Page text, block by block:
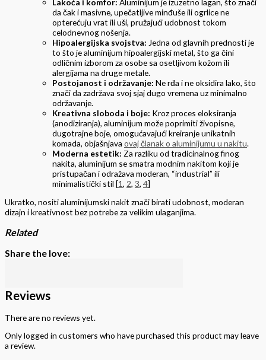
Lakoća i komfor: Aluminijum je izuzetno lagan, što znači
da čak i masivne, upečatljive minđuše ili ogrlice ne
opterećuju vrat ili uši, pružajući udobnost tokom
celodnevnog nošenja.
Hipoalergijska svojstva: Jedna od glavnih prednosti je
to što je aluminijum hipoalergijski metal, što ga čini
odličnim izborom za osobe sa osetljivom kožom ili
alergijama na druge metale.
Postojanost i održavanje: Ne rđa i ne oksidira lako, što
znači da zadržava svoj sjaj dugo vremena uz minimalno
održavanje.
Kreativna sloboda i boje: Kroz proces eloksiranja
(anodiziranja), aluminijum može poprimiti živopisne,
dugotrajne boje, omogućavajući kreiranje unikatnih
komada, objašnjava ovaj članak o aluminijumu u nakitu.
Moderna estetik: Za razliku od tradicinalnog finog
nakita, aluminijum se smatra modnim nakitom koji je
pristupačan i odražava moderan, “industrial” ili
minimalistički stil [1, 2, 3, 4]
Ukratko, nositi aluminijumski nakit znači birati udobnost, moderan
dizajn i kreativnost bez potrebe za velikim ulaganjima.
Related
Share the love:
Reviews
There are no reviews yet.
Only logged in customers who have purchased this product may leave
a review.